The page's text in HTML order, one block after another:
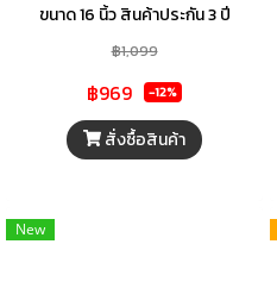
ขนาด 16 นิ้ว สินค้าประกัน 3 ปี
฿1,099
฿969 -12%
สั่งซื้อสินค้า
New